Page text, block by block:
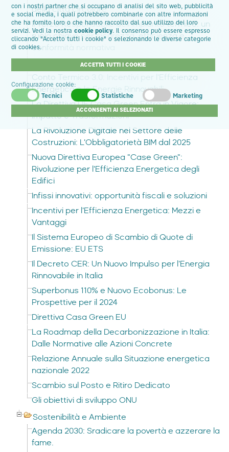
con i nostri partner che si occupano di analisi del sito web, pubblicità
e social media, i quali potrebbero combinarle con altre informazioni
che ha fornito loro o che hanno raccolto dal suo utilizzo dei loro
servizi. Vedi la nostra cookie policy. Il consenso può essere espresso
cliccando "Accetto tutti i cookie" o selezionando le diverse categorie
di cookies.
ACCETTA TUTTI I COOKIE
Configurazione cookie:
Tecnici
Statistiche Marketing
ACCONSENTI AI SELEZIONATI
della città circolare
Il Terzo Responsabile dell’impianto termico: un
ruolo chiave per sicurezza, efficienza e
conformità normativa
Decreto Salva Casa 2024
Conto Termico 3.0: Incentivi per l'Efficienza
Energetica e le Energie Rinnovabili
La Direttiva UE Casa Green Entra in Vigore:
Impatto e Trasformazioni
La Rivoluzione Digitale nel Settore delle
Costruzioni: L'Obbligatorietà BIM dal 2025
Nuova Direttiva Europea "Case Green":
Rivoluzione per l'Efficienza Energetica degli
Edifici
Infissi innovativi: opportunità fiscali e soluzioni
Incentivi per l'Efficienza Energetica: Mezzi e
Vantaggi
Il Sistema Europeo di Scambio di Quote di
Emissione: EU ETS
Il Decreto CER: Un Nuovo Impulso per l'Energia
Rinnovabile in Italia
Superbonus 110% e Nuovo Ecobonus: Le
Prospettive per il 2024
Direttiva Casa Green EU
La Roadmap della Decarbonizzazione in Italia:
Dalle Normative alle Azioni Concrete
Relazione Annuale sulla Situazione energetica
nazionale 2022
Scambio sul Posto e Ritiro Dedicato
Gli obiettivi di sviluppo ONU
Sostenibilità e Ambiente
Agenda 2030: Sradicare la povertà e azzerare la
fame.